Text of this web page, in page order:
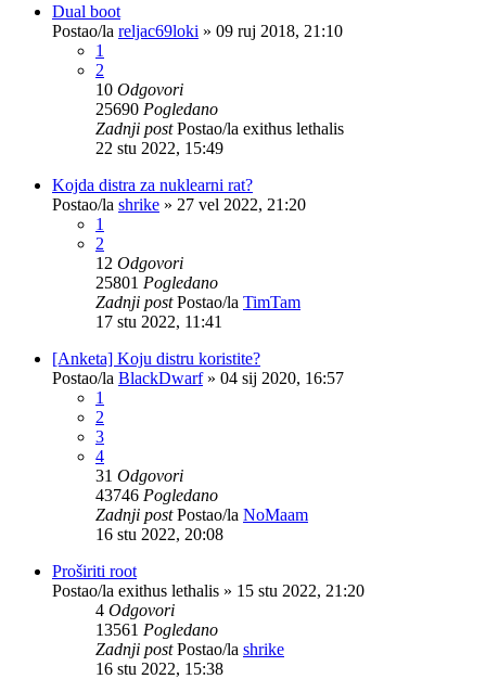
Dual boot
Postao/la reljac69loki » 09 ruj 2018, 21:10
1
2
10 Odgovori
25690 Pogledano
Zadnji postPostao/la exithus lethalis
22 stu 2022, 15:49
Kojda distra za nuklearni rat?
Postao/la shrike » 27 vel 2022, 21:20
1
2
12 Odgovori
25801 Pogledano
Zadnji postPostao/la TimTam
17 stu 2022, 11:41
[Anketa] Koju distru koristite?
Postao/la BlackDwarf» 04 sij 2020, 16:57
1
2
3
4
31 Odgovori
43746 Pogledano
Zadnji postPostao/la NoMaam
16 stu 2022, 20:08
Proširiti root
Postao/la exithus lethalis » 15 stu 2022, 21:20
4 Odgovori
13561 Pogledano
Zadnji postPostao/la shrike
16 stu 2022, 15:38